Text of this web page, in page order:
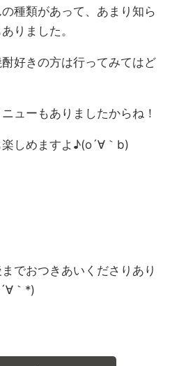
種類があって、あまり知ら
りました。
好きの方は行ってみてはど
ューもありましたからね！
しめますよ♪(o´∀｀b)
でおつきあいくださりあり
｀*)